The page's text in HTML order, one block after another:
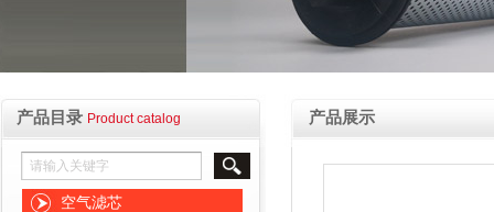
产品目录 Product catalog
空气滤芯
产品展示